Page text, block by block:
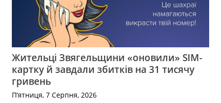
Жительці Звягельщини «оновили» SIM-
картку й завдали збитків на 31 тисячу
гривень
П’ятниця, 7 Серпня, 2026